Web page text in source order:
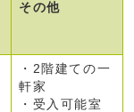
その他
・2階建ての一
軒家
・受入可能室